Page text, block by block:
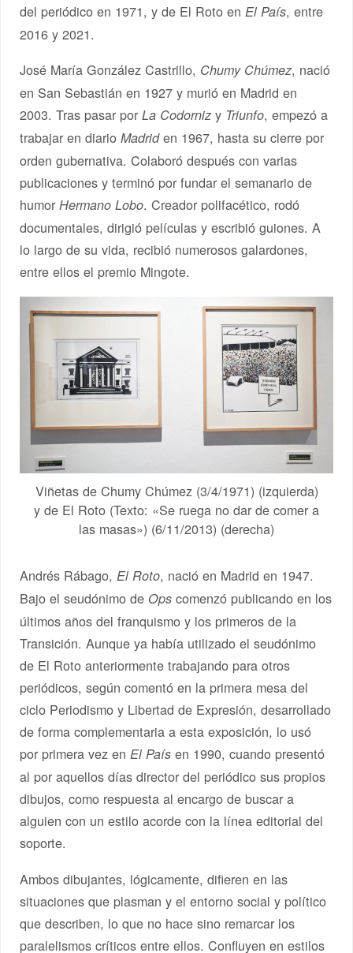
del periódico en 1971, y de El Roto en El País, entre
2016 y 2021.
José María González Castrillo, Chumy Chúmez, nació
en San Sebastián en 1927 y murió en Madrid en
2003. Tras pasar porLa Codorniz y Triunfo, empezó a
trabajar en diarioMadriden 1967, hasta su cierre por
orden gubernativa. Colaboró después con varias
publicaciones y terminó por fundar el semanario de
humorHermano Lobo. Creador polifacético, rodó
documentales, dirigió películas y escribió guiones. A
lo largo de su vida, recibió numerosos galardones,
entre ellos el premio Mingote.
Viñetas de Chumy Chúmez (3/4/1971) (izquierda)
y de El Roto (Texto: «Se ruega no dar de comer a
las masas») (6/11/2013) (derecha)
Andrés Rábago,El Roto, nació en Madrid en 1947.
Bajo el seudónimo de Ops comenzó publicando en los
últimos años del franquismo y los primeros de la
Transición. Aunque ya había utilizado el seudónimo
de El Roto anteriormente trabajando para otros
periódicos, según comentó en la primera mesa del
ciclo Periodismo y Libertad de Expresión, desarrollado
de forma complementaria a esta exposición, lo usó
por primera vez enEl País en 1990, cuando presentó
al por aquellos días director del periódico sus propios
dibujos, como respuesta al encargo de buscar a
alguien con un estilo acorde con la línea editorial del
soporte.
Ambos dibujantes, lógicamente, difieren en las
situaciones que plasman y el entorno social y político
que describen, lo que no hace sino remarcar los
paralelismos críticos entre ellos. Confluyen en estilos